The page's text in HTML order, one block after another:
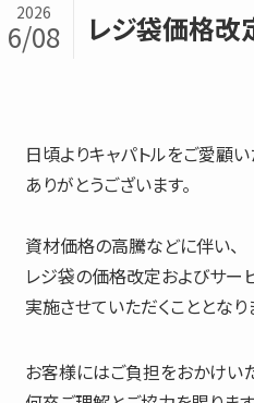
レジ袋価格改
2026
6/08
日頃よりキャパトルをご愛顧い
ありがとうございます。
資材価格の高騰などに伴い、
レジ袋の価格改定およびサー
実施させていただくこととなり
お客様にはご負担をおかけい